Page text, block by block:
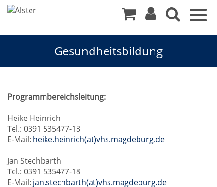
Gesundheitsbildung
Gesundheitsbildung
Programmbereichsleitung:
Heike Heinrich
Tel.: 0391 535477-18
E-Mail: heike.heinrich(at)vhs.magdeburg.de
Jan Stechbarth
Tel.: 0391 535477-18
E-Mail: jan.stechbarth(at)vhs.magdeburg.de